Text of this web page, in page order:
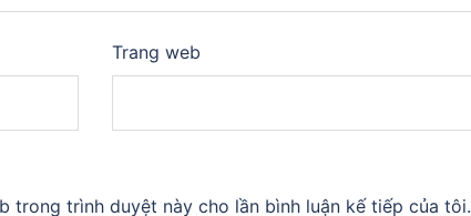
Trang web
trong trình duyệt này cho lần bình luận kế tiếp của tôi.